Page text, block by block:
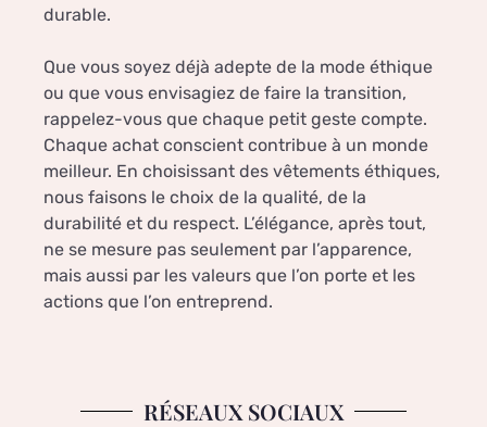
durable.
Que vous soyez déjà adepte de la mode éthique
ou que vous envisagiez de faire la transition,
rappelez-vous que chaque petit geste compte.
Chaque achat conscient contribue à un monde
meilleur. En choisissant des vêtements éthiques,
nous faisons le choix de la qualité, de la
durabilité et du respect. L’élégance, après tout,
ne se mesure pas seulement par l’apparence,
mais aussi par les valeurs que l’on porte et les
actions que l’on entreprend.
RÉSEAUX SOCIAUX